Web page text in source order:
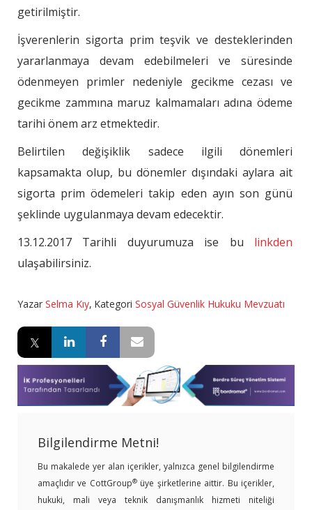
getirilmiştir.
İşverenlerin sigorta prim teşvik ve desteklerinden
yararlanmaya devam edebilmeleri ve süresinde
ödenmeyen primler nedeniyle gecikme cezası ve
gecikme zammına maruz kalmamaları adına ödeme
tarihi önem arz etmektedir.
Belirtilen değişiklik sadece ilgili dönemleri
kapsamakta olup, bu dönemler dışındaki aylara ait
sigorta prim ödemeleri takip eden ayın son günü
şeklinde uygulanmaya devam edecektir.
13.12.2017 Tarihli duyurumuza ise bu linkden
ulaşabilirsiniz.
Yazar Selma Kıy, Kategori Sosyal Güvenlik Hukuku Mevzuatı
Bilgilendirme Metni!
Bu makalede yer alan içerikler, yalnızca genel bilgilendirme
amaçlıdır ve CottGroup®üye şirketlerine aittir. Bu içerikler,
hukuki, mali veya teknik danışmanlık hizmeti niteliği